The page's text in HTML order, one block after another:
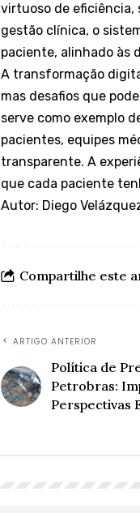
virtuoso de eficiência,
gestão clínica, o
paciente, alinhado às
A transformação
mas desafios que
serve como exemplo
pacientes, equipes
transparente. A
que cada paciente
Autor: Diego
Compartilhe este
ARTIGO ANTERIOR
Política de
Petrobras:
Perspectivas